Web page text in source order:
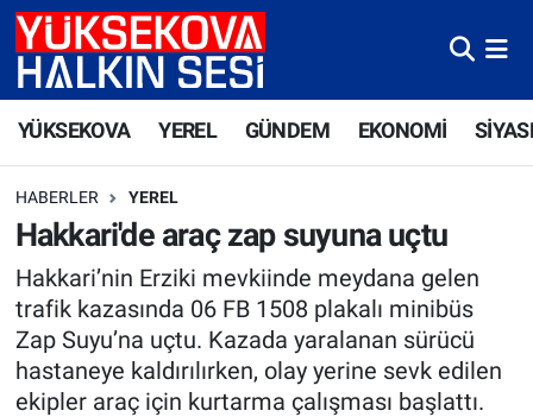
YÜKSEKOVA YEREL GÜNDEM EKONOMİ
HABERLER YEREL
Hakkari'de araç zap suyuna uçtu
Hakkari’nin Erziki mevkiinde meydana gelen
trafik kazasında 06 FB 1508 plakalı minibüs
Zap Suyu’na uçtu. Kazada yaralanan sürücü
hastaneye kaldırılırken, olay yerine sevk edilen
ekipler araç için kurtarma çalışması başlattı.
Yüksekova Nöbetçi Eczaneler
Süper Lig Puan Durumu ve Fikstür
Tüm Manşetler
Son Dakika Haberleri